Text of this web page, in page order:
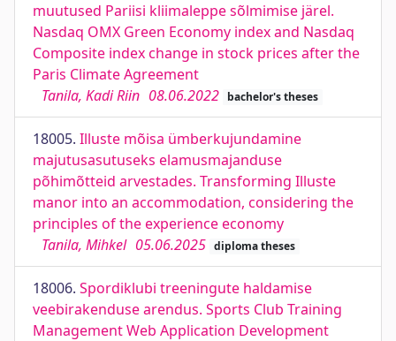
muutused Pariisi kliimaleppe sõlmimise järel.
Nasdaq OMX Green Economy index and Nasdaq
Composite index change in stock prices after the
Paris Climate Agreement
Tanila, Kadi Riin 08.06.2022 bachelor's theses
18005. Illuste mõisa ümberkujundamine
majutusasutuseks elamusmajanduse
põhimõtteid arvestades. Transforming Illuste
manor into an accommodation, considering the
principles of the experience economy
Tanila, Mihkel 05.06.2025 diploma theses
18006. Spordiklubi treeningute haldamise
veebirakenduse arendus. Sports Club Training
Management Web Application Development